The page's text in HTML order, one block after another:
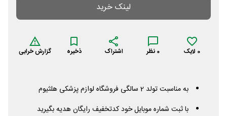
لینک خرید
0 لایک 0 نظر اشتراک ذخیره گزارش خرابی
به مناسبت تولد 2 سالگی فروشگاه لوازم پزشکی هلثیوم
با ثبت شماره موبایل خود کدتخفیف رایگان هدیه بگیرید